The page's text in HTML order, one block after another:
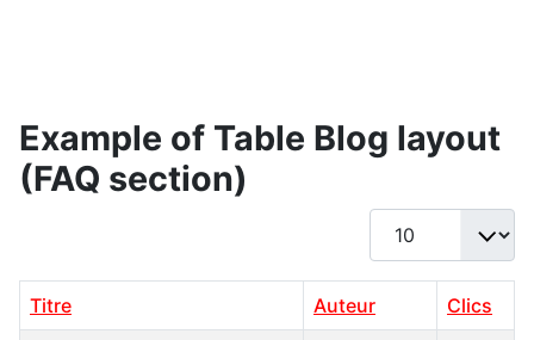
Example of Table Blog layout
(FAQ section)
Afficher #
Titre Auteur Clics